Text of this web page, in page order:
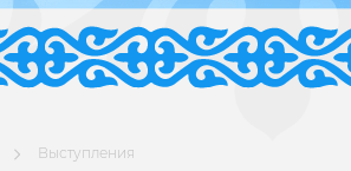
Выступления